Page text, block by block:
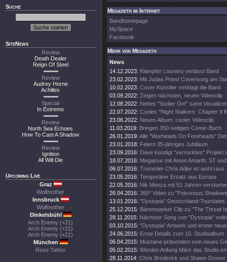
Suche
SiteNews
Review
Death Dealer
Reign Of Steel
Review
Audrey Horne
Achilles
Special
In Extremo
Review
North Sea Echoes
How To Cast A Shadow
Review
Ignition
All Will Die
Upcoming Live
Graz
Wolfmother
Innsbruck
Wolfmother
Dinkelsbühl
Arch Enemy (+21)
Arch Enemy (+21)
Arch Enemy (+21)
München
Rose Tattoo
Megadeth im Internet
Bandhomepage
MySpace
Facebook
Mehr von Megadeth
News
14.12.2023: Klampfer Loureiro verlässt Band
23.02.2023: Mit Judas Priest Coversong am
10.02.2023: Cover Künstler verklagt die Band
03.09.2022: Zeigen nächsten, neuen Videoclip
12.08.2022: Nettes "Sodier On!" samt Visualizer
22.07.2022: Cooles "Night Stalkers: Chapter II
23.06.2022: Neues Album, cooler Videoclip
11.03.2019: Bringen 350-seitiges Comic-Buch
26.01.2019: Alle "Warheads On Foreheads"
23.01.2018: Feiern 35-jähriges Jubiläum
23.09.2016: Dave kündigt "verrücktes" Projekt
18.07.2016: Megatour mit Amon Amarth, ST
06.07.2016: Trommler Chris Adler ist wohl raus
23.05.2016: Temporärer Ersatz aus Europa
22.05.2016: Nik Menza mit 51 Jahren
26.04.2016: 360° Video zu "Poisonous
13.01.2016: "Dystopia" Deutschland-Tourdates.
25.12.2015: Bärenstarker Clip zu "The Threat
28.11.2015: Nächster Song von "Dystopia"
03.10.2015: "Dystopia" Artwork und erster
24.06.2015: Erste Details zum 15. Studioalbum
06.04.2015: Mustaine präsentiert sein neues
05.02.2015: Werden Anfang März das Studio
28.11.2014: Chris Broderick und Shawn